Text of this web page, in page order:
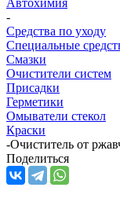
-
Средства по уходу
Специальные
Смазки
Очистители систем
Присадки
Герметики
Омыватели стекол
Краски
-Очиститель от
Поделиться